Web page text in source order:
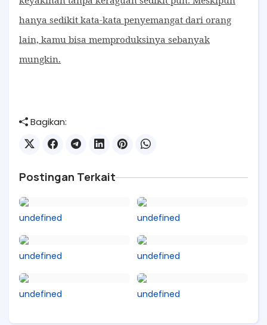
hanya sedikit kata-kata penyemangat dari orang
lain, kamu bisa memproduksinya sebanyak
mungkin.
Bagikan:
Postingan Terkait
undefined undefined
undefined undefined
undefined undefined